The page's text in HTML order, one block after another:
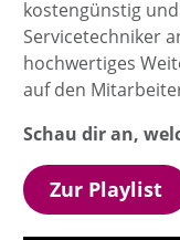
kostengünstig
Servicetechniker
hochwertiges
auf den
Schau dir an,
Zur Playlist